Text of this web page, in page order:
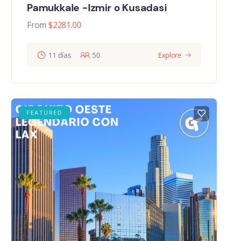
Pamukkale -Izmir o Kusadasi
From $2281.00
11 días 50 Explore
FEATURED